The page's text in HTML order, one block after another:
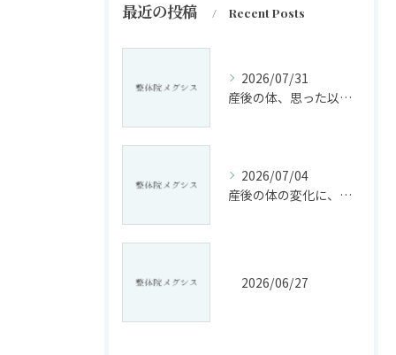
最近の投稿 Recent Posts
2026/07/31
産後の体、思った以上に変化していませんか?
2026/07/04
産後の体の変化に、戸惑っていませんか?
2026/06/27